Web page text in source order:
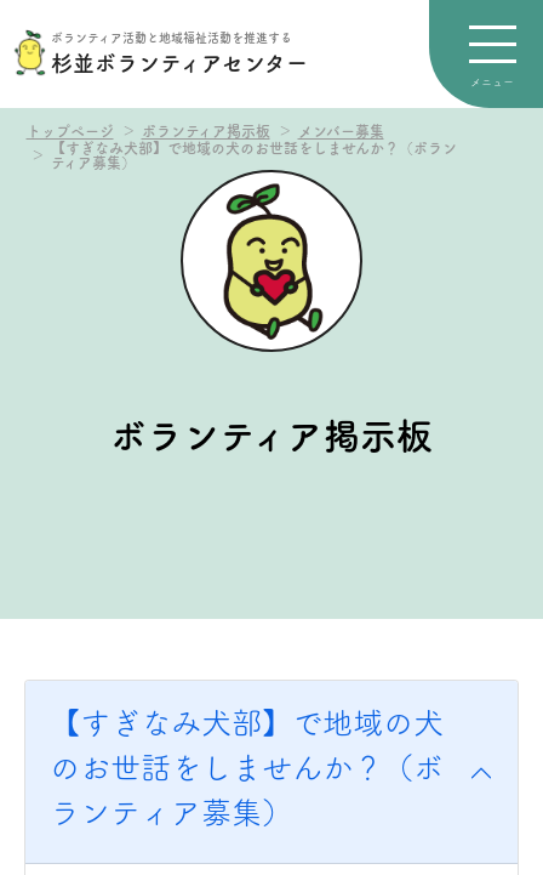
ボランティア活動と地域福祉活動を推進する
杉並ボランティアセンター
トップページ ボランティア掲示板
メンバー募集
【すぎなみ犬部】で地域の犬のお世話をしませんか？（ボラン
ティア募集）
ボランティア掲示板
【すぎなみ犬部】で地域の犬
のお世話をしませんか？（ボ
ランティア募集）